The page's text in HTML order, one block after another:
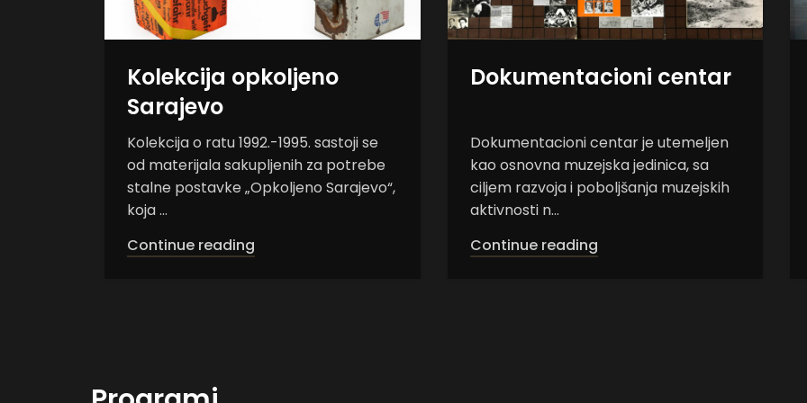
Zbirka arhivske građe
Arhivski materijal prikupljen u
prethodnim decenijama ima
neprocjenjivu vrijednost i značaj za
izložbe, kao i za naučna ...
Continue reading
Zbirka fotografija
Prikupljanje fotografija, kao primarnih
muzejskih dokumenata, za muzejsku
kolekciju započelo je odmah po
osnivanju muzej...
Continue reading